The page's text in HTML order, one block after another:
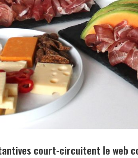
court-circuitent le web